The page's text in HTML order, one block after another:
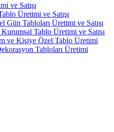
ve Satışı
Üretimi ve Satışı
Gün Tabloları Üretimi ve Satışı
Tablo Üretimi ve Satışı
ve Kişiye Özel Tablo Üretimi
Tabloları Üretimi